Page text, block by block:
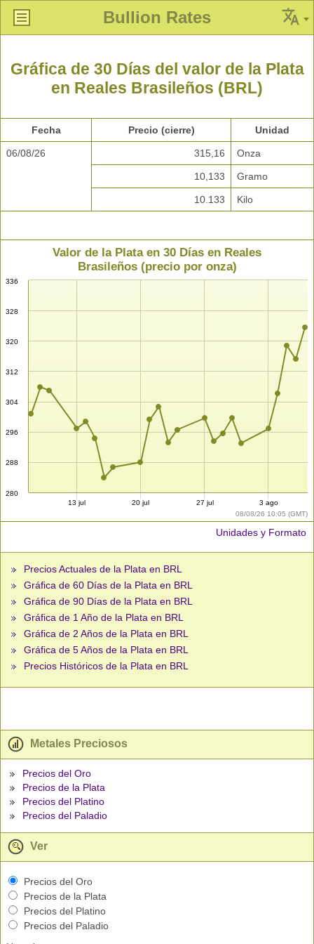
Bullion Rates
Gráfica de 30 Días del valor de la Plata
en Reales Brasileños (BRL)
Fecha Precio (cierre) Unidad
06/08/26 315,16 Onza
10,133 Gramo
10.133 Kilo
08/08/26 10:05 (GMT)
Valor de la Plata en 30 Días en Reales
Brasileños (precio por onza)
280
288
296
304
312
320
328
336
13 jul 20 jul 27 jul 3 ago
Unidades y Formato
Precios Actuales de la Plata en BRL
Gráfica de 60 Días de la Plata en BRL
Gráfica de 90 Días de la Plata en BRL
Gráfica de 1 Año de la Plata en BRL
Gráfica de 2 Años de la Plata en BRL
Gráfica de 5 Años de la Plata en BRL
Precios Históricos de la Plata en BRL
Metales Preciosos
Precios del Oro
Precios de la Plata
Precios del Platino
Precios del Paladio
Ver
Precios del Oro
Precios de la Plata
Precios del Platino
Precios del Paladio